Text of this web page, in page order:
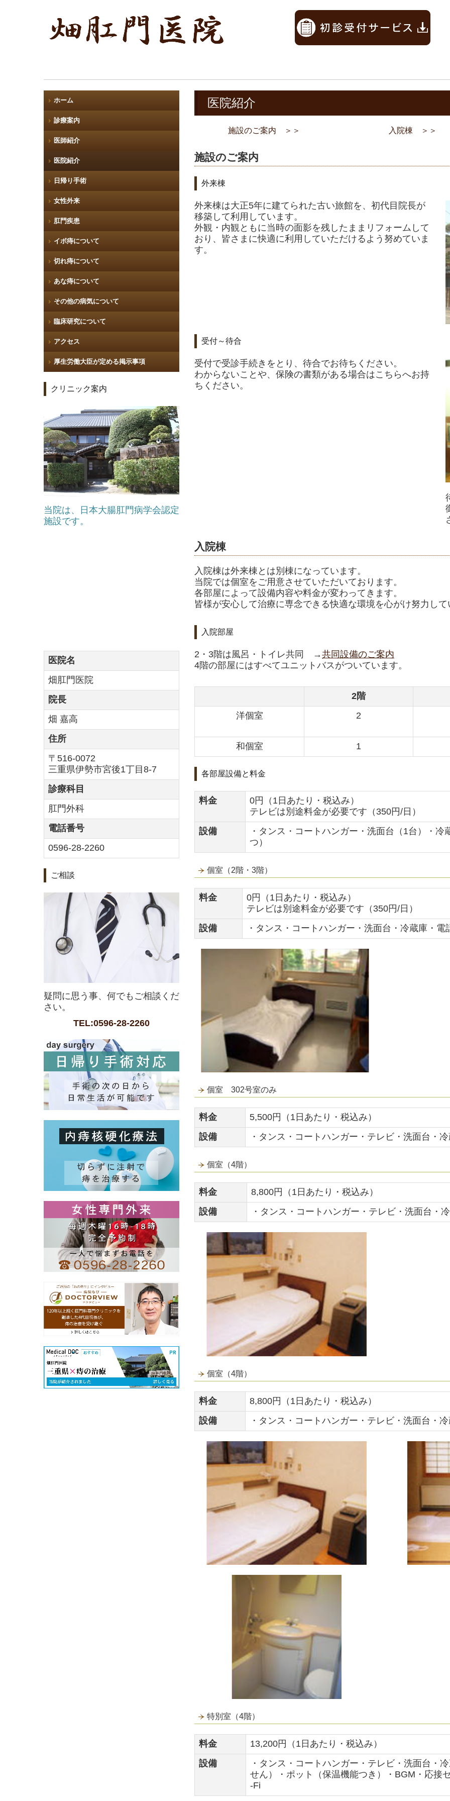
ホーム
診療案内
医師紹介
医院紹介
日帰り手術
女性外来
肛門疾患
イボ痔について
切れ痔について
あな痔について
その他の病気について
臨床研究について
アクセス
厚生労働大臣が定める掲示事項
クリニック案内
当院は、日本大腸肛門病学会認定
施設です。
医院名
畑肛門医院
院長
畑 嘉高
住所
〒516-0072
三重県伊勢市宮後1丁目8-7
診療科目
肛門外科
電話番号
0596-28-2260
ご相談
疑問に思う事、何でもご相談くだ
さい。
TEL:0596-28-2260
医院紹介
施設のご案内 ＞＞ 入院棟 ＞＞
施設のご案内
外来棟
外来棟は大正5年に建てられた古い旅館を、初代目院長が
移築して利用しています。
外観・内観ともに当時の面影を残したままリフォームして
おり、皆さまに快適に利用していただけるよう努めていま
す。
受付～待合
受付で受診手続きをとり、待合でお待ちください。
わからないことや、保険の書類がある場合はこちらへお持
ちください。
入院棟
入院棟は外来棟とは別棟になっています。
当院では個室をご用意させていただいております。
各部屋によって設備内容や料金が変わってきます。
皆様が安心して治療に専念できる快適な環境を心がけ努力し
入院部屋
2・3階は風呂・トイレ共同 →共同設備のご案内
4階の部屋にはすべてユニットバスがついています。
2階
洋個室
2
和個室 1
各部屋設備と料金
料金
0円（1日あたり・税込み）
テレビは別途料金が必要です（350円/日）
設備
・タンス・コートハンガー・洗面台（1台）・
つ）
個室（2階・3階）
料金
0円（1日あたり・税込み）
テレビは別途料金が必要です（350円/日）
設備
・タンス・コートハンガー・洗面台・冷蔵庫・電
個室 302号室のみ
料金
5,500円（1日あたり・税込み）
設備
・タンス・コートハンガー・テレビ・洗面台・
個室（4階）
料金
8,800円（1日あたり・税込み）
設備
・タンス・コートハンガー・テレビ・洗面台・
個室（4階）
料金
8,800円（1日あたり・税込み）
設備
・タンス・コートハンガー・テレビ・洗面台・
特別室（4階）
料金
13,200円（1日あたり・税込み）
設備
・タンス・コートハンガー・テレビ・洗面台・
せん）・ポット（保温機能つき）・BGM・応接
-Fi